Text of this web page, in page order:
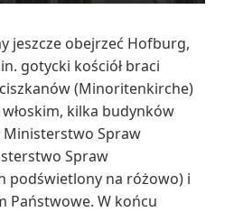
jeszcze obejrzeć Hofburg,
gotycki kościół braci
(Minoritenkirche)
kilka budynków
Spraw
Spraw
podświetlony na różowo) i
Państwowe. W końcu